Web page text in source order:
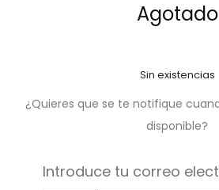
Agotado
Sin existencias
¿Quieres que se te notifique
disponible?